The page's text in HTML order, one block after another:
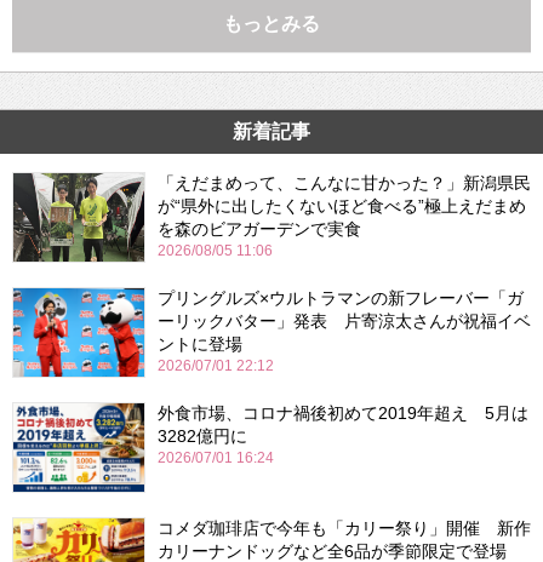
もっとみる
新着記事
「えだまめって、こんなに甘かった？」新潟県民
が“県外に出したくないほど食べる”極上えだまめ
を森のビアガーデンで実食
2026/08/05 11:06
プリングルズ×ウルトラマンの新フレーバー「ガ
ーリックバター」発表 片寄涼太さんが祝福イベ
ントに登場
2026/07/01 22:12
外食市場、コロナ禍後初めて2019年超え 5月は
3282億円に
2026/07/01 16:24
コメダ珈琲店で今年も「カリー祭り」開催 新作
カリーナンドッグなど全6品が季節限定で登場